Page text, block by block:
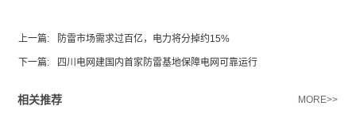
上一篇: 防雷市场需求过百亿，电力将分掉约15%
下一篇: 四川电网建国内首家防雷基地保障电网可靠运行
相关推荐 MORE>>